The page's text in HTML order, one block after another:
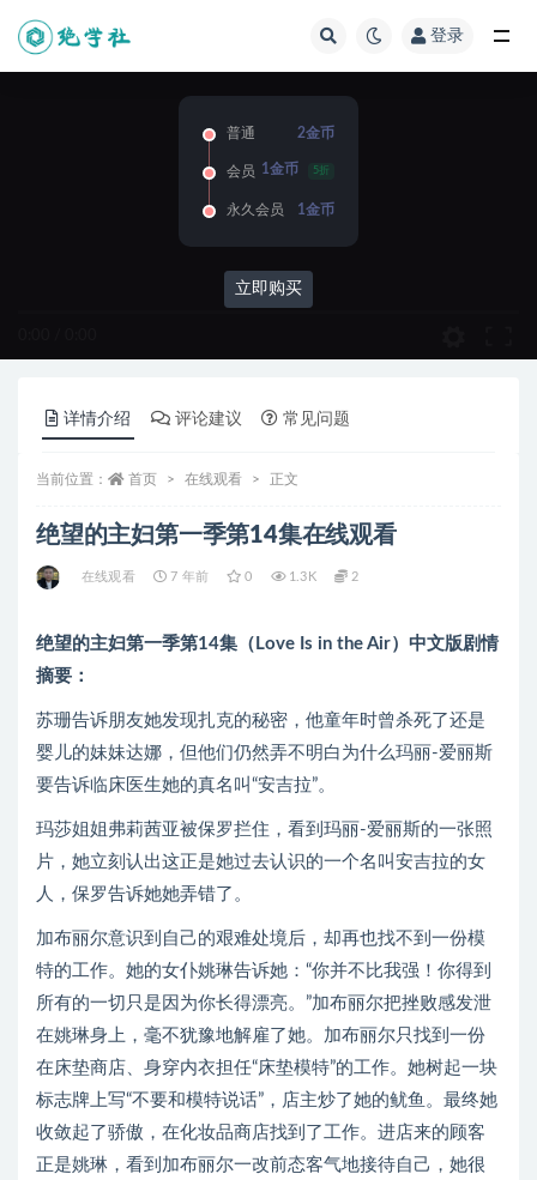
登录
普通 2金币
会员 1金币 5折
永久会员 1金币
立即购买
详情介绍 评论建议 常见问题
当前位置： 首页 在线观看 正文
绝望的主妇第一季第14集在线观看
在线观看 7 年前 0 1.3K 2
绝望的主妇第一季第14集（Love Is in the Air）中文版剧情
摘要：
苏珊告诉朋友她发现扎克的秘密，他童年时曾杀死了还是
婴儿的妹妹达娜，但他们仍然弄不明白为什么玛丽-爱丽斯
要告诉临床医生她的真名叫“安吉拉”。
玛莎姐姐弗莉茜亚被保罗拦住，看到玛丽-爱丽斯的一张照
片，她立刻认出这正是她过去认识的一个名叫安吉拉的女
人，保罗告诉她她弄错了。
加布丽尔意识到自己的艰难处境后，却再也找不到一份模
特的工作。她的女仆姚琳告诉她：“你并不比我强！你得到
所有的一切只是因为你长得漂亮。”加布丽尔把挫败感发泄
在姚琳身上，毫不犹豫地解雇了她。加布丽尔只找到一份
在床垫商店、身穿内衣担任“床垫模特”的工作。她树起一块
标志牌上写“不要和模特说话”，店主炒了她的鱿鱼。最终她
收敛起了骄傲，在化妆品商店找到了工作。进店来的顾客
正是姚琳，看到加布丽尔一改前态客气地接待自己，她很